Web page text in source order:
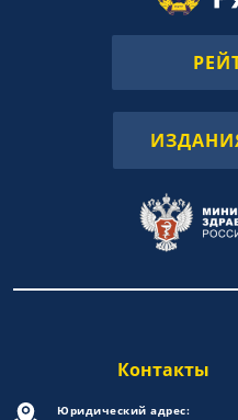
Контакты
Юридический адрес: